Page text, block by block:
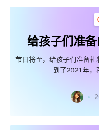
给孩子们准
节日将至，给孩子们准备
到了2021年，